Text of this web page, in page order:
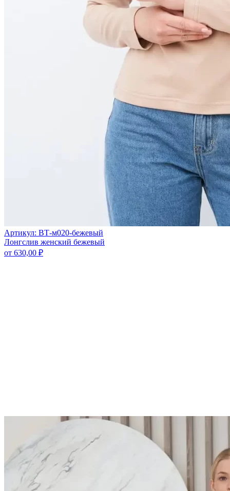
Артикул: ВТ-м020-бежевый
Лонгслив женский бежевый
от 630,00 ₽